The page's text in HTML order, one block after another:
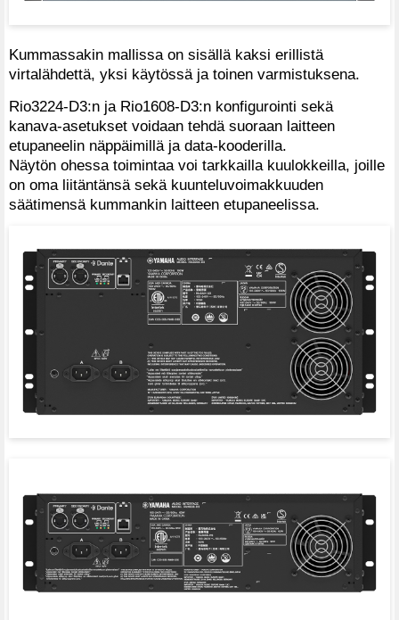
Kummassakin mallissa on sisällä kaksi erillistä
virtalähdettä, yksi käytössä ja toinen varmistuksena.
Rio3224-D3:n ja Rio1608-D3:n konfigurointi sekä
kanava-asetukset voidaan tehdä suoraan laitteen
etupaneelin näppäimillä ja data-kooderilla.
Näytön ohessa toimintaa voi tarkkailla kuulokkeilla, joille
on oma liitäntänsä sekä kuunteluvoimakkuuden
säätimensä kummankin laitteen etupaneelissa.